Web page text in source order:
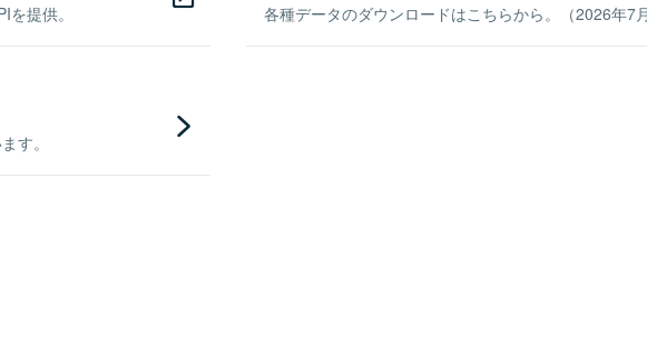
提供。 各種データのダウンロードはこちらから。（2026年7
す。